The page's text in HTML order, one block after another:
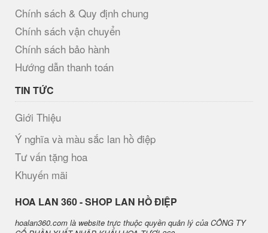
Chính sách & Quy định chung
Chính sách vận chuyển
Chính sách bảo hành
Hướng dẫn thanh toán
TIN TỨC
Giới Thiệu
Ý nghĩa và màu sắc lan hồ điệp
Tư vấn tặng hoa
Khuyến mãi
H​OA LAN 360 - SHOP LAN HỒ ĐIỆP
hoalan360.com là website trực thuộc quyền quản lý của CÔNG TY